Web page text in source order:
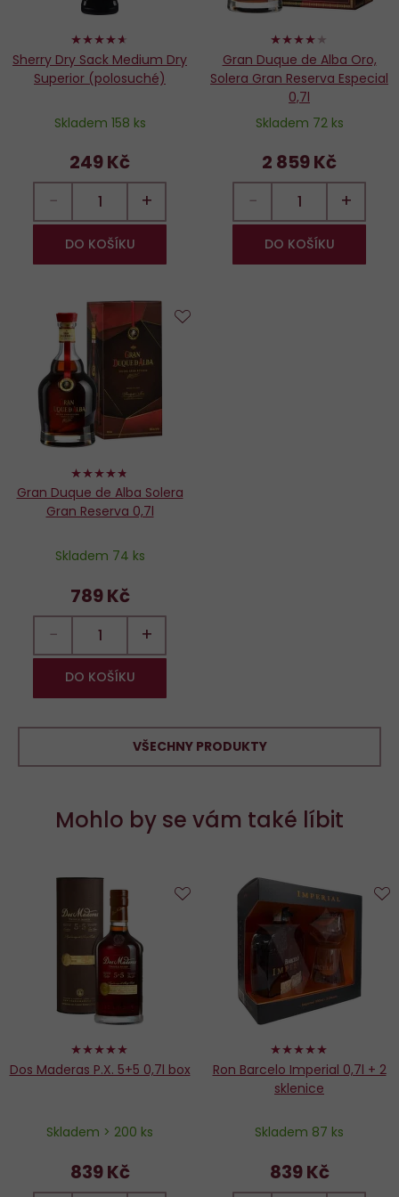
92%
Sherry Dry Sack Medium Dry
Superior (polosuché)
Skladem 158 ks
249 Kč
− +
DO KOŠÍKU
80%
Gran Duque de Alba Oro,
Solera Gran Reserva Especial
0,7l
Skladem 72 ks
2 859 Kč
− +
DO KOŠÍKU
94%
Gran Duque de Alba Solera
Gran Reserva 0,7l
Skladem 74 ks
789 Kč
− +
DO KOŠÍKU
VŠECHNY PRODUKTY
Mohlo by se vám také líbit
98%
Dos Maderas P.X. 5+5 0,7l box
Skladem > 200 ks
839 Kč
oblíbených
98%
Ron Barcelo Imperial 0,7l + 2
sklenice
Skladem 87 ks
839 Kč